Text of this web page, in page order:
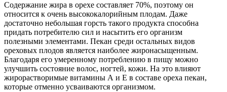
Содержание жира в орехе составляет 70%, поэтому он
относится к очень высококалорийным плодам. Даже
достаточно небольшая горсть такого продукта способна
придать потребителю сил и насытить его организм
полезными элементами. Пекан среди остальных видов
ореховых плодов является наиболее жиронасыщенным.
Благодаря его умеренному потреблению в пищу можно
улучшить состояние волос, ногтей, кожи. На это влияют
жирорастворимые витамины А и Е в составе ореха пекан,
которые отменно усваиваются организмом.